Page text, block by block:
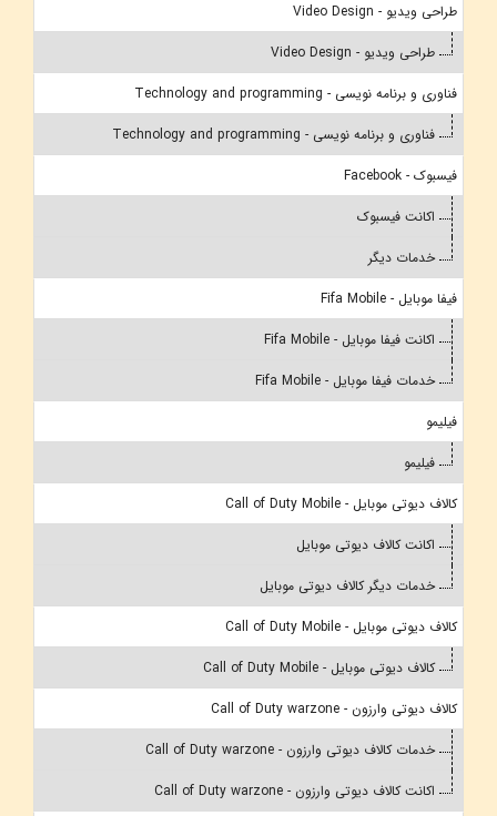
طراحی ویدیو - Video Design
طراحی ویدیو - Video Design
فناوری و برنامه نویسی - Technology and programming
فناوری و برنامه نویسی - Technology and programming
فیسبوک - Facebook
اکانت فیسبوک
خدمات دیگر
فیفا موبایل - Fifa Mobile
اکانت فیفا موبایل - Fifa Mobile
خدمات فیفا موبایل - Fifa Mobile
فیلیمو
فیلیمو
کالاف دیوتی موبایل - Call of Duty Mobile
اکانت کالاف دیوتی موبایل
خدمات دیگر کالاف دیوتی موبایل
کالاف دیوتی موبایل - Call of Duty Mobile
کالاف دیوتی موبایل - Call of Duty Mobile
کالاف دیوتی وارزون - Call of Duty warzone
خدمات کالاف دیوتی وارزون - Call of Duty warzone
اکانت کالاف دیوتی وارزون - Call of Duty warzone